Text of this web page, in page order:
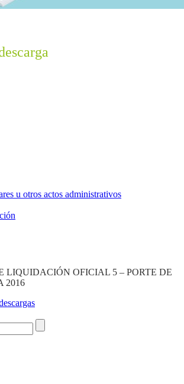
u otros actos administrativos
LIQUIDACIÓN OFICIAL 5 – PORTE DE
2016